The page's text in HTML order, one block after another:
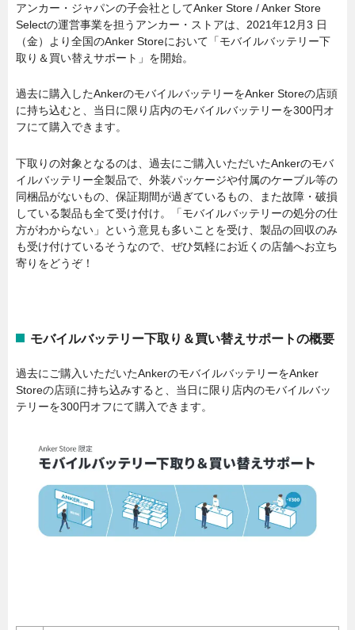
アンカー・ジャパンの子会社としてAnker Store / Anker Store
Selectの運営事業を担うアンカー・ストアは、2021年12月3 日
（金）より全国のAnker Storeにおいて「モバイルバッテリー下
取り＆買い替えサポート」を開始。
過去に購入したAnkerのモバイルバッテリーをAnker Storeの店頭
に持ち込むと、当日に限り店内のモバイルバッテリーを300円オ
フにて購入できます。
下取りの対象となるのは、過去にご購入いただいたAnkerのモバ
イルバッテリー全製品で、外装パッケージや付属のケーブル等の
同梱品がないもの、保証期間が過ぎているもの、また故障・破損
している製品も全て受け付け。「モバイルバッテリーの処分の仕
方がわからない」という意見も多いことを受け、製品の回収のみ
も受け付けているそうなので、ぜひ気軽にお近くの店舗へお立ち
寄りをどうぞ！
モバイルバッテリー下取り＆買い替えサポートの概要
過去にご購入いただいたAnkerのモバイルバッテリーをAnker
Storeの店頭に持ち込みすると、当日に限り店内のモバイルバッ
テリーを300円オフにて購入できます。